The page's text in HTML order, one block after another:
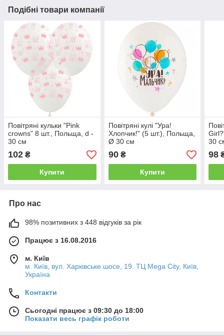
Подібні товари компанії
Повітряні кульки "Pink
crowns" 8 шт., Польща, d -
30 см
102 ₴
Купити
Повітряні кулі "Ура!
Хлопчик!" (5 шт.), Польща,
Ø 30 см
90₴
Купити
30
98
Про нас
98% позитивних з 448 відгуків за рік
Працює з 16.08.2016
м. Київ
м. Київ, вул. Харківське шосе, 19. ТЦ Mega City, Київ,
Україна
Контакти
Сьогодні працює з 09:30 до 18:00
Показати весь графік роботи